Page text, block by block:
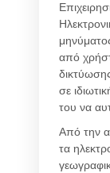
από
σε
του να
Από την
τα